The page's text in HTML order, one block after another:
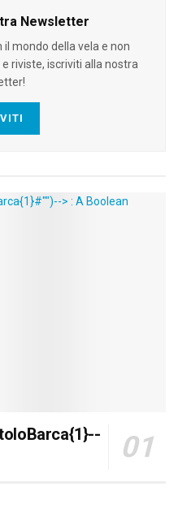
Newsletter
mondo della vela e non
riviste, iscriviti alla nostra
> : A Boolean